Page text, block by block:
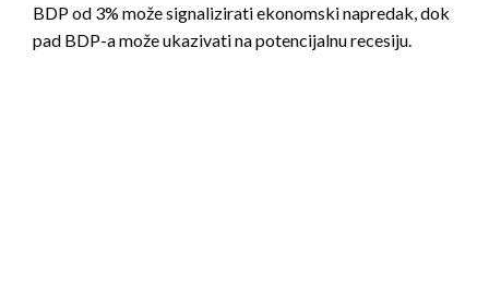
BDP od 3% može signalizirati ekonomski napredak, dok
pad BDP-a može ukazivati na potencijalnu recesiju.